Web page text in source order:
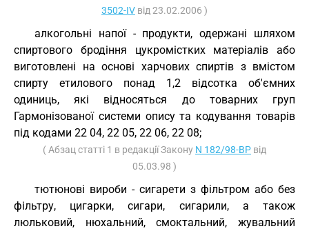
3502-IV від 23.02.2006 )
алкогольні напої - продукти, одержані шляхом
спиртового бродіння цукромістких матеріалів або
виготовлені на основі харчових спиртів з вмістом
спирту етилового понад 1,2 відсотка об'ємних
одиниць, які відносяться до товарних груп
Гармонізованої системи опису та кодування товарів
під кодами 22 04, 22 05, 22 06, 22 08;
( Абзац статті 1 в редакції Закону N 182/98-ВР від
05.03.98 )
тютюнові вироби - сигарети з фільтром або без
фільтру, цигарки, сигари, сигарили, а також
люльковий, нюхальний, смоктальний, жувальний